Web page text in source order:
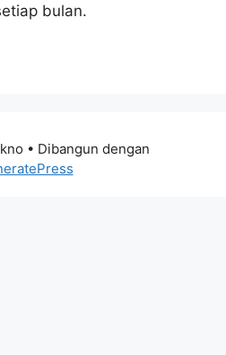
bulan.
• Dibangun dengan